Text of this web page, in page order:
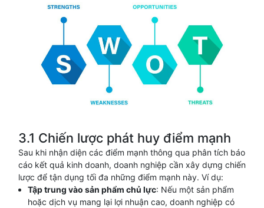
3.1 Chiến lược phát huy điểm mạnh
Sau khi nhận diện các điểm mạnh thông qua phân tích báo
cáo kết quả kinh doanh, doanh nghiệp cần xây dựng chiến
lược để tận dụng tối đa những điểm mạnh này. Ví dụ:
Tập trung vào sản phẩm chủ lực: Nếu một sản phẩm
hoặc dịch vụ mang lại lợi nhuận cao, doanh nghiệp có